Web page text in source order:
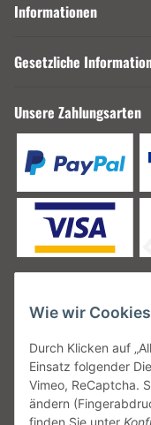
Informationen
Gesetzliche
Unsere Zahlungsarten
Unsere
Wie wir
Durch Klicken auf
Einsatz folgender
Vimeo, ReCaptcha.
ändern